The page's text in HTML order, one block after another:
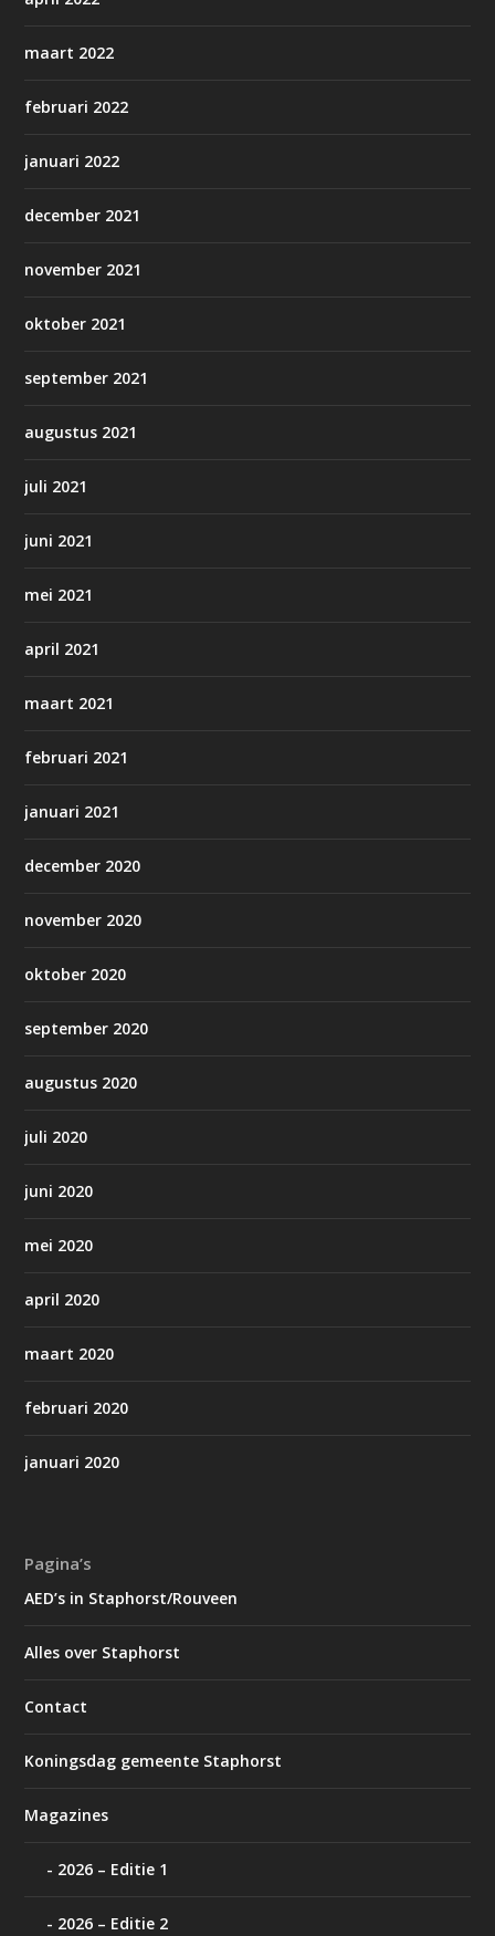
maart 2022
februari 2022
januari 2022
december 2021
november 2021
oktober 2021
september 2021
augustus 2021
juli 2021
juni 2021
mei 2021
april 2021
maart 2021
februari 2021
januari 2021
december 2020
november 2020
oktober 2020
september 2020
augustus 2020
juli 2020
juni 2020
mei 2020
april 2020
maart 2020
februari 2020
januari 2020
Pagina’s
AED’s in Staphorst/Rouveen
Alles over Staphorst
Contact
Koningsdag gemeente Staphorst
Magazines
2026 – Editie 1
2026 – Editie 2